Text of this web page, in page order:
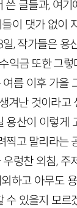
글들과, 여
이 댓가 없이
, 작가들은 용
익금 또한 그렇
름 이후 가을
겨난 것이라고
산이 이렇게
고 말리라는
렁찬 외침, 주
하고 아무도
있을지 모르